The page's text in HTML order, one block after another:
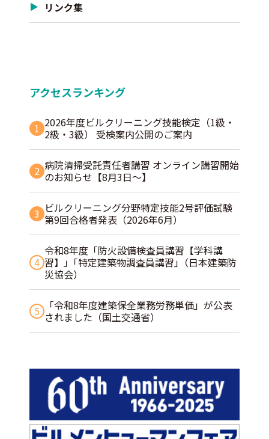
リンク集
アクセスランキング
1 2026年度ビルクリーニング技能検定（1級・
2級・3級） 受検案内公開のご案内
2 病院清掃受託責任者講習 オンライン講習開始
のお知らせ【8月3日～】
3 ビルクリーニング分野特定技能2号評価試験
第9回合格者発表（2026年6月）
4
令和8年度「防火設備検査員講習【学科講
習】」｢特定建築物調査員講習｣（日本建築防
災協会）
5
「令和8年度建築保全業務労務単価」が公表
されました（国土交通省）